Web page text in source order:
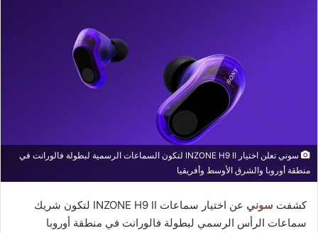
سوني تعلن اختيار INZONE H9 II لتكون السماعات الرسمية لبطولة فالورانت في
منطقة أوروبا والشرق الأوسط وأفريقيا
كشفت سوني
عن اختيار سماعات INZONE H9 II لتكون شريك
سماعات الرأس الرسمي لبطولة فالورانت في منطقة أوروبا